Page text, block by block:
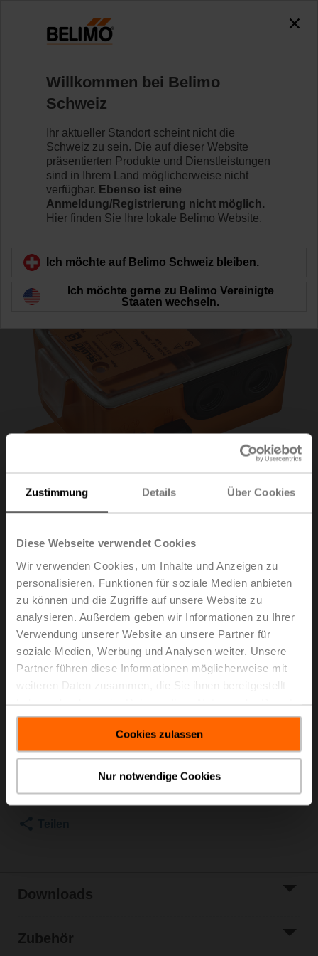
Zustimmung Details Über Cookies
Diese Webseite verwendet Cookies
Wir verwenden Cookies, um Inhalte und Anzeigen zu
personalisieren, Funktionen für soziale Medien anbieten
zu können und die Zugriffe auf unsere Website zu
analysieren. Außerdem geben wir Informationen zu Ihrer
Verwendung unserer Website an unsere Partner für
soziale Medien, Werbung und Analysen weiter. Unsere
Partner führen diese Informationen möglicherweise mit
gesammelt haben.
Cookies zulassen
Nur notwendige Cookies
VRU-M1-BAC-RE
Mehr erfahren
Zurück zur Produktkategorie
VRU-M1-BAC-RE
VAV-Universal in Retrofit-Ausführung mit integriertem
Δp-Sensor für Komfortbereiche und belastete Luft. Mit
optimal zur VAV-/Kanaldruck-Applikation passendem
Klappenantrieb kombinierbar. Einsatzbereich: Belimo
RetroFIT+-Anwendungen in HLK-Anlagen
Warenkorb
Zur Projektliste
hinzufügen
Downloads
Zubehör
Willkommen bei Belimo
Schweiz
Ihr aktueller Standort scheint nicht die
Schweiz zu sein. Die auf dieser Website
präsentierten Produkte und Dienstleistungen
sind in Ihrem Land möglicherweise nicht
verfügbar. Ebenso ist eine
Anmeldung/Registrierung nicht möglich.
Hier finden Sie Ihre lokale Belimo Website.
Ich möchte auf Belimo Schweiz bleiben.
Ich möchte gerne zu Belimo Vereinigte
Staaten wechseln.